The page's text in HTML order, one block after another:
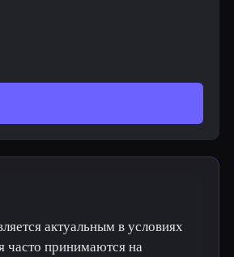
актуальным в условиях
часто принимаются на